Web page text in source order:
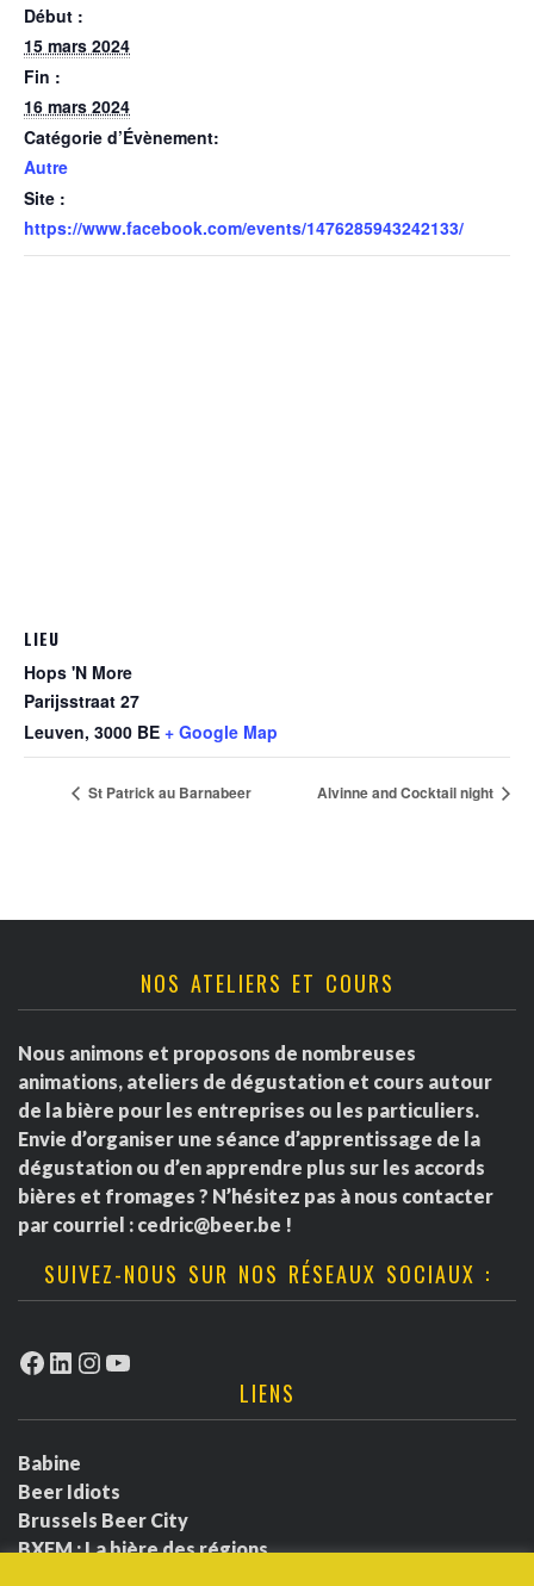
Début :
15 mars 2024
Fin :
16 mars 2024
Catégorie d’Évènement:
Autre
Site :
https://www.facebook.com/events/1476285943242133/
LIEU
Hops 'N More
Parijsstraat 27
Leuven, 3000 BE + Google Map
St Patrick au Barnabeer Alvinne and Cocktail night
NOS ATELIERS ET COURS
Nous animons et proposons de nombreuses
animations, ateliers de dégustation et cours autour
de la bière pour les entreprises ou les particuliers.
Envie d’organiser une séance d’apprentissage de la
dégustation ou d’en apprendre plus sur les accords
bières et fromages ? N’hésitez pas à nous contacter
par courriel : cedric@beer.be !
SUIVEZ-NOUS SUR NOS RÉSEAUX SOCIAUX :
Facebook
LinkedIn
Instagram
YouTube
LIENS
Babine
Beer Idiots
Brussels Beer City
BXFM : La bière des régions